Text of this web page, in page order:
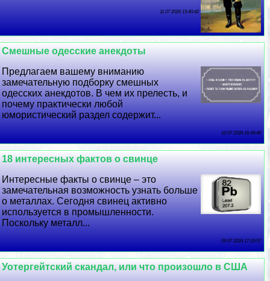
11 07 2026 15:40:42
Смешные одесские анекдоты
Предлагаем вашему вниманию
замечательную подборку смешных
одесских анекдотов. В чем их прелесть, и
почему пpaктически любой
юмористический раздел содержит...
10 07 2026 16:49:40
18 интересных фактов о свинце
Интересные факты о свинце – это
замечательная возможность узнать больше
о металлах. Сегодня свинец активно
используется в промышленности.
Поскольку металл...
09 07 2026 17:19:57
Уотергeйтский скандал, или что произошло в США